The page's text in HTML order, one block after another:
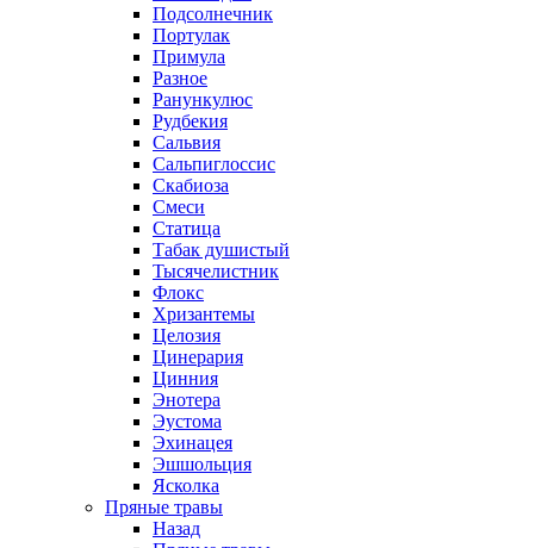
Подсолнечник
Портулак
Примула
Разное
Ранункулюс
Рудбекия
Сальвия
Сальпиглоссис
Скабиоза
Смеси
Статица
Табак душистый
Тысячелистник
Флокс
Хризантемы
Целозия
Цинерария
Цинния
Энотера
Эустома
Эхинацея
Эшшольция
Ясколка
Пряные травы
Назад